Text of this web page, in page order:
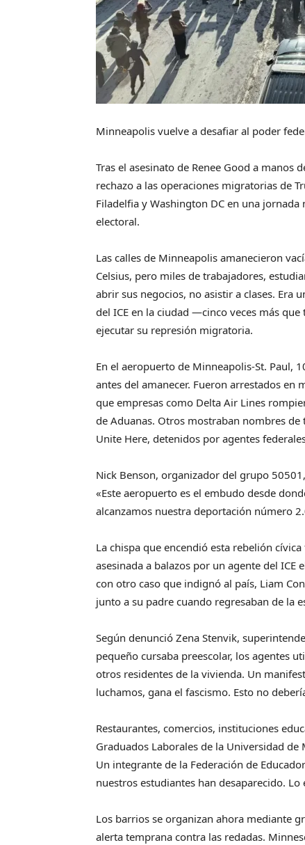
Minneapolis vuelve a desafiar al poder
Tras el asesinato de Renee Good a manos
rechazo a las operaciones migratorias de
Filadelfia y Washington DC en una
electoral.
Las calles de Minneapolis amanecieron
Celsius, pero miles de trabajadores,
abrir sus negocios, no asistir a clases. Era
del ICE en la ciudad —cinco veces más
ejecutar su represión migratoria.
En el aeropuerto de Minneapolis-St. Paul,
antes del amanecer. Fueron arrestados en
que empresas como Delta Air Lines
de Aduanas. Otros mostraban nombres
Unite Here, detenidos por agentes
Nick Benson, organizador del grupo
«Este aeropuerto es el embudo desde
alcanzamos nuestra deportación número
La chispa que encendió esta rebelión
asesinada a balazos por un agente del
con otro caso que indignó al país, Liam
junto a su padre cuando regresaban de la
Según denunció Zena Stenvik,
pequeño cursaba preescolar, los agentes
otros residentes de la vivienda. Un
luchamos, gana el fascismo. Esto no
Restaurantes, comercios, instituciones
Graduados Laborales de la Universidad
Un integrante de la Federación de
nuestros estudiantes han desaparecido.
Los barrios se organizan ahora mediante
alerta temprana contra las redadas.